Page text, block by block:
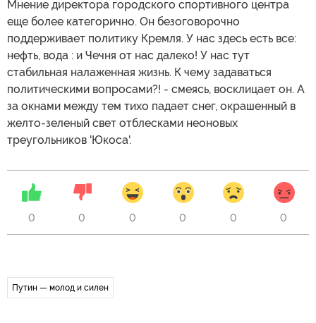
Мнение директора городского спортивного центра
еще более категорично. Он безоговорочно
поддерживает политику Кремля. У нас здесь есть все:
нефть, вода : и Чечня от нас далеко! У нас тут
стабильная налаженная жизнь. К чему задаваться
политическими вопросами?! - смеясь, восклицает он. А
за окнами между тем тихо падает снег, окрашенный в
желто-зеленый свет отблесками неоновых
треугольников 'Юкоса'.
0 0 0 0 0 0
Путин — молод и силен